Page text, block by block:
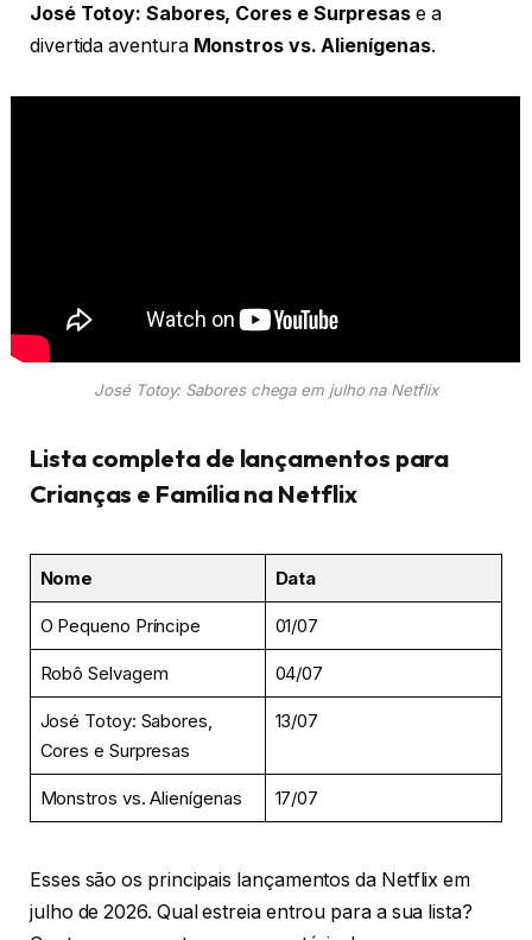
José Totoy: Sabores, Cores e Surpresase a
divertida aventura Monstros vs. Alienígenas.
José Totoy: Sabores chega em julho na Netflix
Lista completa de lançamentos para
Crianças e Família na Netflix
Nome Data
O Pequeno Príncipe 01/07
Robô Selvagem 04/07
José Totoy: Sabores,
Cores e Surpresas
13/07
Monstros vs. Alienígenas 17/07
Esses são os principais lançamentos da Netflix em
julho de 2026. Qual estreia entrou para a sua lista?